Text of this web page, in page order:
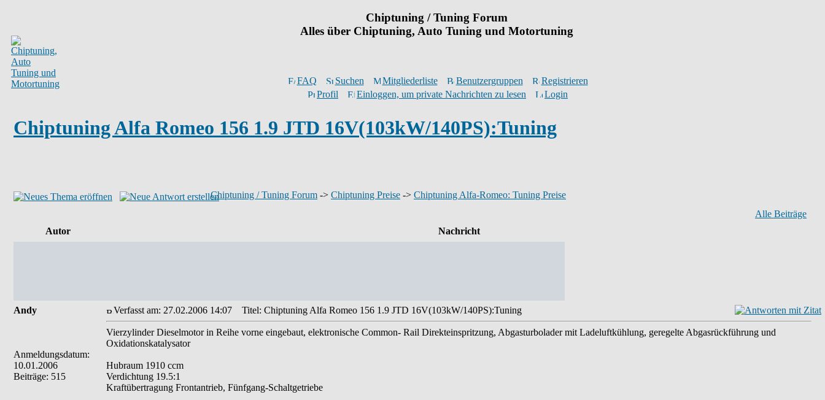
Chiptuning / Tuning Forum
Alles über Chiptuning, Auto Tuning und Motortuning
FAQ Suchen Mitgliederliste Benutzergruppen
Registrieren
Profil
Einloggen, um private Nachrichten zu lesen Login
Chiptuning Alfa Romeo 156 1.9 JTD 16V(103kW/140PS):Tuning
Chiptuning / Tuning Forum -> Chiptuning Preise -> Chiptuning Alfa-Romeo: Tuning Preise
Alle Beiträge
Autor
Nachricht
Andy
Anmeldungsdatum:
10.01.2006
Beiträge: 515
Verfasst am: 27.02.2006 14:07 Titel: Chiptuning Alfa Romeo 156 1.9 JTD 16V(103kW/140PS):Tuning
Vierzylinder Dieselmotor in Reihe vorne eingebaut, elektronische Common- Rail Direkteinspritzung, Abgasturbolader mit Ladeluftkühlung, geregelte Abgasrückführung und
Oxidationskatalysator
Hubraum 1910 ccm
Verdichtung 19.5:1
Kraftübertragung Frontantrieb, Fünfgang-Schaltgetriebe